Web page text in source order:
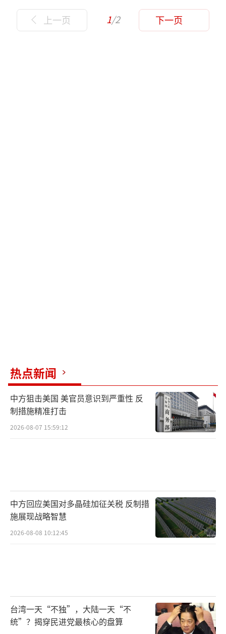
上一页 1/2 下一页
热点新闻
中方狙击美国 美官员意识到严重性 反
制措施精准打击
2026-08-07 15:59:12
中方回应美国对多晶硅加征关税 反制措
施展现战略智慧
2026-08-08 10:12:45
台湾一天“不独”，大陆一天“不
统”？揭穿民进党最核心的盘算